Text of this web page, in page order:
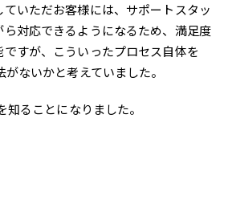
いただお客様には、サポートスタッ
対応できるようになるため、満足度
すが、こういったプロセス自体を
ないかと考えていました。
ることになりました。